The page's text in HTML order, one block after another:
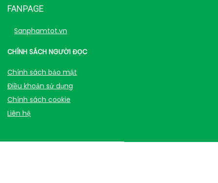
FANPAGE
Sanphamtot.vn
CHÍNH SÁCH NGƯỜI ĐỌC
Chính sách bảo mật
Điều khoản sử dụng
Chính sách cookie
Liên hệ